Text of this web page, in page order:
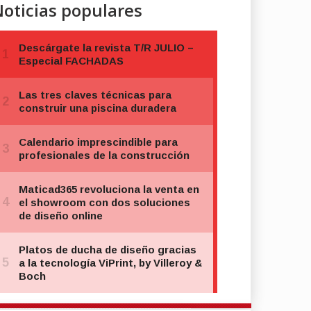
populares